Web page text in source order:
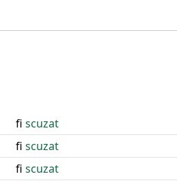
fi scuzat
fi scuzat
fi scuzat